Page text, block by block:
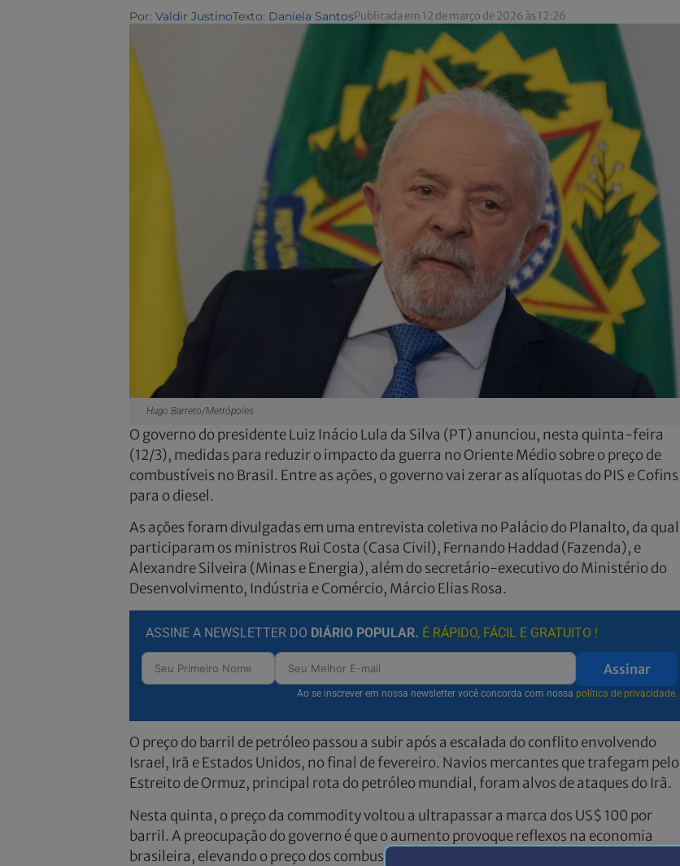
Por: Valdir JustinoTexto: Daniela SantosPublicada em 12 de março de 2026 às 12:26
Hugo Barreto/Metrópoles
O governo do presidente Luiz Inácio Lula da Silva (PT) anunciou, nesta quinta-feira
(12/3), medidas para reduzir o impacto da guerra no Oriente Médio sobre o preço de
combustíveis no Brasil. Entre as ações, o governo vai zerar as alíquotas do PIS e Cofins
para o diesel.
As ações foram divulgadas em uma entrevista coletiva no Palácio do Planalto, da qual
participaram os ministros Rui Costa (Casa Civil), Fernando Haddad (Fazenda), e
Alexandre Silveira (Minas e Energia), além do secretário-executivo do Ministério do
Desenvolvimento, Indústria e Comércio, Márcio Elias Rosa.
ASSINE A NEWSLETTER DO DIÁRIO POPULAR. É RÁPIDO, FÁCIL E GRATUITO !
Assinar
Ao se inscrever em nossa newsletter você concorda com nossa política de privacidade.
O preço do barril de petróleo passou a subir após a escalada do conflito envolvendo
Israel, Irã e Estados Unidos, no final de fevereiro. Navios mercantes que trafegam pelo
Estreito de Ormuz, principal rota do petróleo mundial, foram alvos de ataques do Irã.
Nesta quinta, o preço da commodity voltou a ultrapassar a marca dos US$ 100 por
barril. A preocupação do governo é que o aumento provoque reflexos na economia
brasileira, elevando o preço dos combustíveis, em especial o diesel e,